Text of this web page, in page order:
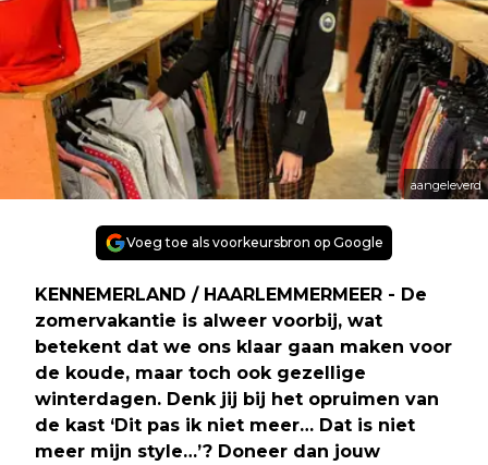
aangeleverd
Voeg toe als voorkeursbron op Google
KENNEMERLAND / HAARLEMMERMEER - De
zomervakantie is alweer voorbij, wat
betekent dat we ons klaar gaan maken voor
de koude, maar toch ook gezellige
winterdagen. Denk jij bij het opruimen van
de kast ‘Dit pas ik niet meer… Dat is niet
meer mijn style…’? Doneer dan jouw